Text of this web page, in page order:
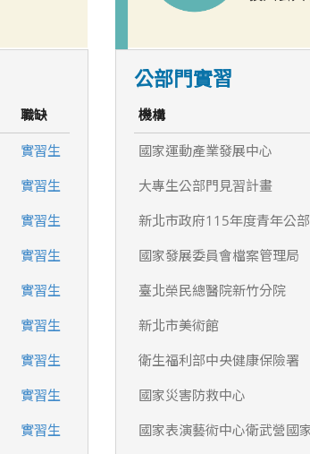
職缺
實習生
實習生
實習生
實習生
實習生
實習生
實習生
實習生
實習生
公部門實習
機構
國家運動產業發展中心
大專生公部門見習計畫
新北市政府115年度青年公
國家發展委員會檔案管理局
臺北榮民總醫院新竹分院
新北市美術館
衛生福利部中央健康保險署
國家災害防救中心
國家表演藝術中心衛武營國